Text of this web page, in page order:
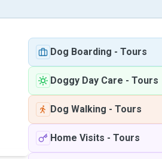
Dog Boarding - Tours
Doggy Day Care - Tours
Dog Walking - Tours
Home Visits - Tours